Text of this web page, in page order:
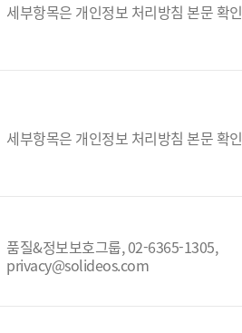
세부항목은 개인정보 처리방침 본문 확인
세부항목은 개인정보 처리방침 본문 확인
품질&정보보호그룹, 02-6365-1305,
privacy@solideos.com